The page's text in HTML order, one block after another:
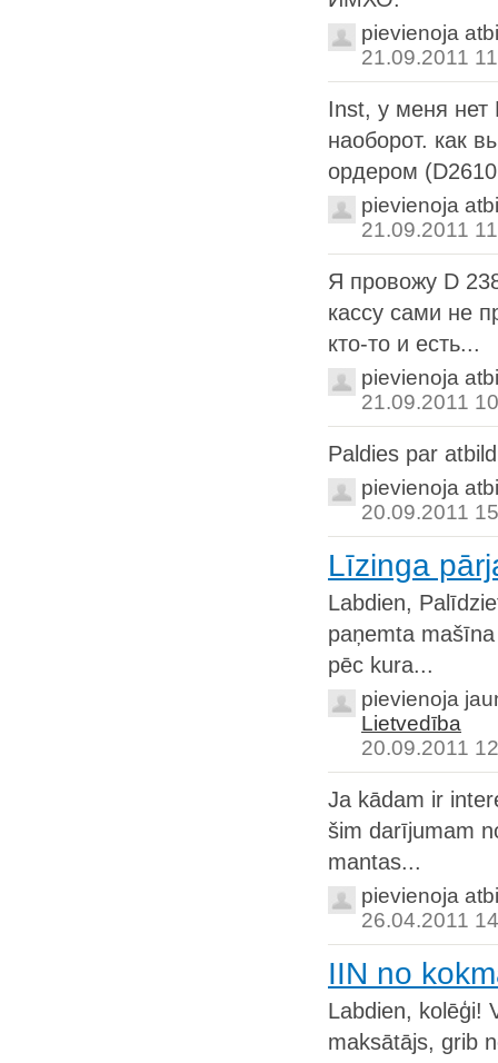
pievienoja
21.09.2011
Inst, у меня
наоборот. как
ордером
pievienoja
21.09.2011
Я провожу D
кассу сами не
кто-то и есть...
pievienoja
21.09.2011
Paldies par
pievienoja
20.09.2011
Līzinga
Labdien,
paņemta
pēc kura...
pievienoja
Lietvedība
20.09.2011
Ja kādam ir
šim darījumam
mantas...
pievienoja
26.04.2011
IIN no
Labdien, kolēģi!
maksātājs, grib